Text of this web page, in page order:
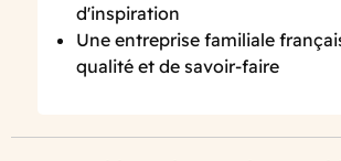
d'inspiration
Une entreprise familiale
qualité et de savoir-faire